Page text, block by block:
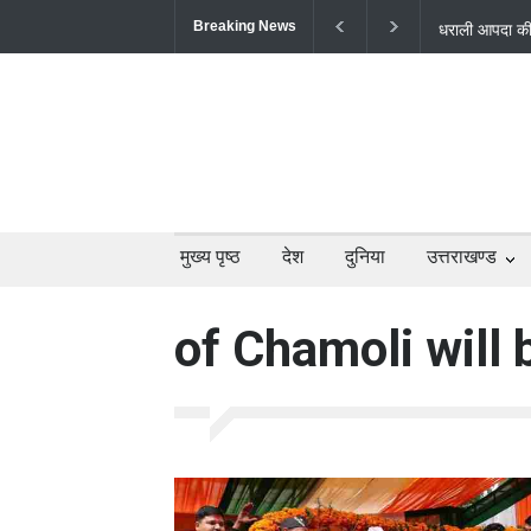
Breaking News
धराली आपदा
प्रभावितों के
मुख्य पृष्ठ देश दुनिया उत्तराखण्ड
of Chamoli will